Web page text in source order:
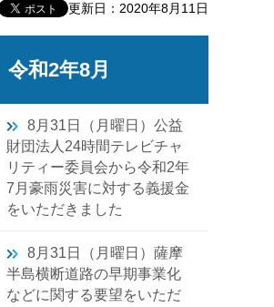
更新日：2020年8月11日
令和2年8月
8月31日（月曜日）公益
財団法人24時間テレビチャ
リティー委員会から令和2年
7月豪雨災害に対する義援金
をいただきました
8月31日（月曜日）薩摩
半島横断道路の早期事業化
などに関する要望をいただ